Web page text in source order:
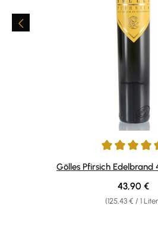
Durchschnittliche Bewertung von
Gölles Pfirsich Edelbrand
(125,43 € / 1
Regulärer
43,90 €